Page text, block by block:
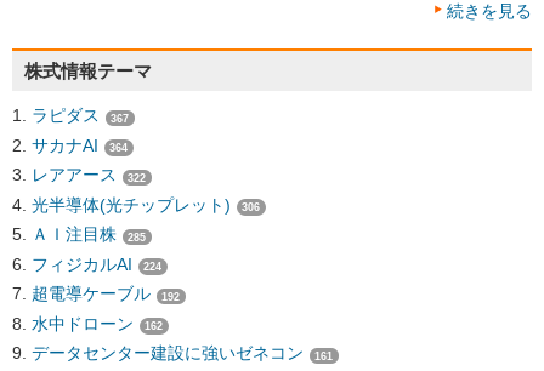
続きを見る
株式情報テーマ
ラピダス 367
サカナAI 364
レアアース 322
光半導体(光チップレット) 306
ＡＩ注目株 285
フィジカルAI 224
超電導ケーブル 192
水中ドローン 162
データセンター建設に強いゼネコン 161